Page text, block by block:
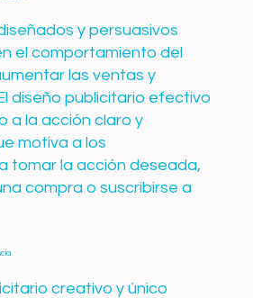
y persuasivos
el comportamiento del
las ventas y
diseño publicitario efectivo
a la acción claro y
motiva a los
tomar la acción deseada,
compra o suscribirse a
creativo y único